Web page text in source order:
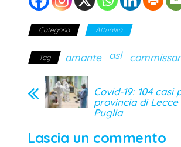
Categoria Attualità
Tag amante asl
Covid-19: 104 casi
provincia di Lecce
Puglia
Lascia un commento